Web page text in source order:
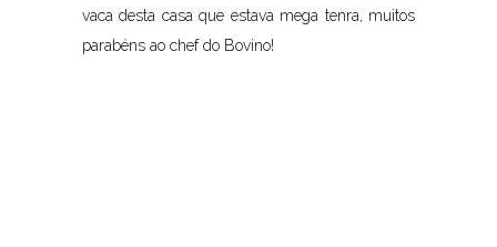
vaca desta casa que estava mega tenra, muitos
parabéns ao chef do Bovino!